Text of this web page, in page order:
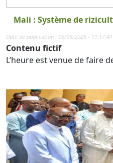
Mali : Système de
Date de publication : 06/05/2025 - 11:17:41
Contenu fictif
L’heure est venue de faire